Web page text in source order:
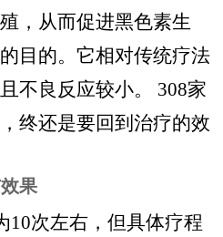
，从而促进黑色素生
目的。它相对传统疗法
不良反应较小。 308家
终还是要回到治疗的效
果
10次左右，但具体疗程